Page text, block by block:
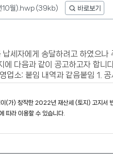
10월).hwp(39kb)
세자에게 송달하려고 하였으나
에 다음과 같이 공고하고자 합
소: 붙임 내역과 같음붙임 1.
이(가) 창작한 2022년 재산세 (토지) 고지서
따라 이용할 수 있습니다.